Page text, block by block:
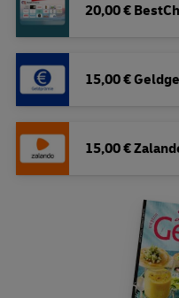
20,00 €
15,00 €
15,00 €